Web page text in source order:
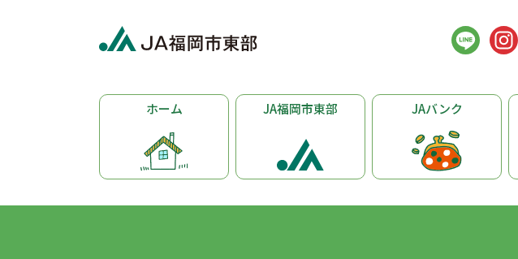
ホーム JA福岡市東部 JAバンク